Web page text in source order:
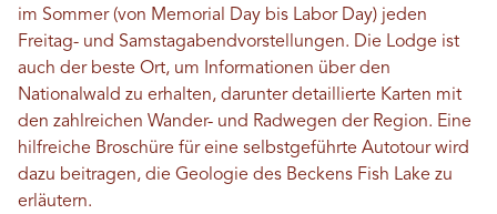
im Sommer (von Memorial Day bis Labor Day) jeden
Freitag- und Samstagabendvorstellungen. Die Lodge ist
auch der beste Ort, um Informationen über den
Nationalwald zu erhalten, darunter detaillierte Karten mit
den zahlreichen Wander- und Radwegen der Region. Eine
hilfreiche Broschüre für eine selbstgeführte Autotour wird
dazu beitragen, die Geologie des Beckens Fish Lake zu
erläutern.